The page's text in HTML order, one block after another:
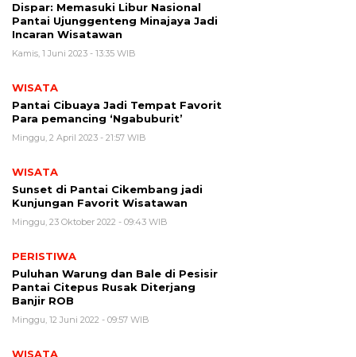
Dispar: Memasuki Libur Nasional
Pantai Ujunggenteng Minajaya Jadi
Incaran Wisatawan
Kamis, 1 Juni 2023 - 13:35 WIB
WISATA
Pantai Cibuaya Jadi Tempat Favorit
Para pemancing ‘Ngabuburit’
Minggu, 2 April 2023 - 21:57 WIB
WISATA
Sunset di Pantai Cikembang jadi
Kunjungan Favorit Wisatawan
Minggu, 23 Oktober 2022 - 09:43 WIB
PERISTIWA
Puluhan Warung dan Bale di Pesisir
Pantai Citepus Rusak Diterjang
Banjir ROB
Minggu, 12 Juni 2022 - 09:57 WIB
WISATA